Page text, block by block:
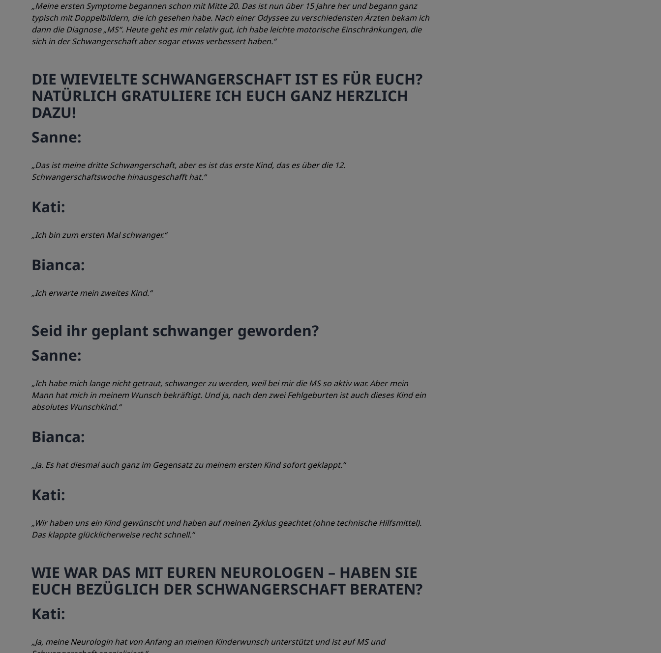
„Meine ersten Symptome begannen schon mit Mitte 20. Das ist nun über 15 Jahre her und begann ganz
typisch mit Doppelbildern, die ich gesehen habe. Nach einer Odyssee zu verschiedensten Ärzten bekam ich
dann die Diagnose „MS“. Heute geht es mir relativ gut, ich habe leichte motorische Einschränkungen, die
sich in der Schwangerschaft aber sogar etwas verbessert haben.“
DIE WIEVIELTE SCHWANGERSCHAFT IST ES FÜR EUCH?
NATÜRLICH GRATULIERE ICH EUCH GANZ HERZLICH
DAZU!
Sanne:
„Das ist meine dritte Schwangerschaft, aber es ist das erste Kind, das es über die 12.
Schwangerschaftswoche hinausgeschafft hat.“
Kati:
„Ich bin zum ersten Mal schwanger.“
Bianca:
„Ich erwarte mein zweites Kind.“
Seid ihr geplant schwanger geworden?
Sanne:
„Ich habe mich lange nicht getraut, schwanger zu werden, weil bei mir die MS so aktiv war. Aber mein
Mann hat mich in meinem Wunsch bekräftigt. Und ja, nach den zwei Fehlgeburten ist auch dieses Kind ein
absolutes Wunschkind.“
Bianca:
„Ja. Es hat diesmal auch ganz im Gegensatz zu meinem ersten Kind sofort geklappt.“
Kati:
„Wir haben uns ein Kind gewünscht und haben auf meinen Zyklus geachtet (ohne technische Hilfsmittel).
Das klappte glücklicherweise recht schnell.“
WIE WAR DAS MIT EUREN NEUROLOGEN – HABEN SIE
EUCH BEZÜGLICH DER SCHWANGERSCHAFT BERATEN?
Kati:
„Ja, meine Neurologin hat von Anfang an meinen Kinderwunsch unterstützt und ist auf MS und